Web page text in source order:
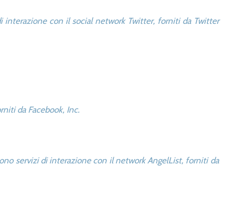
interazione con il social network Twitter, forniti da Twitter
da Facebook, Inc.
servizi di interazione con il network AngelList, forniti da